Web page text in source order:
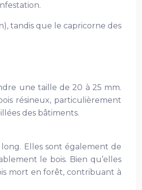
tandis que le capricorne des
une taille de 20 à 25 mm.
résineux, particulièrement
des bâtiments.
Elles sont également de
le bois. Bien qu’elles
mort en forêt, contribuant à